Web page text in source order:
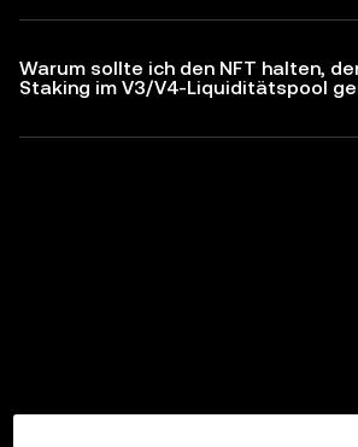
Warum sollte ich den NFT halten,
Staking im V3/V4-Liquiditätspool